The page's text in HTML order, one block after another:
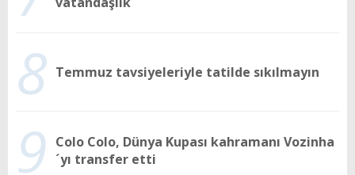
8 Temmuz tavsiyeleriyle tatilde sıkılmayın
9
Colo Colo, Dünya Kupası kahramanı Vozinha
´yı transfer etti